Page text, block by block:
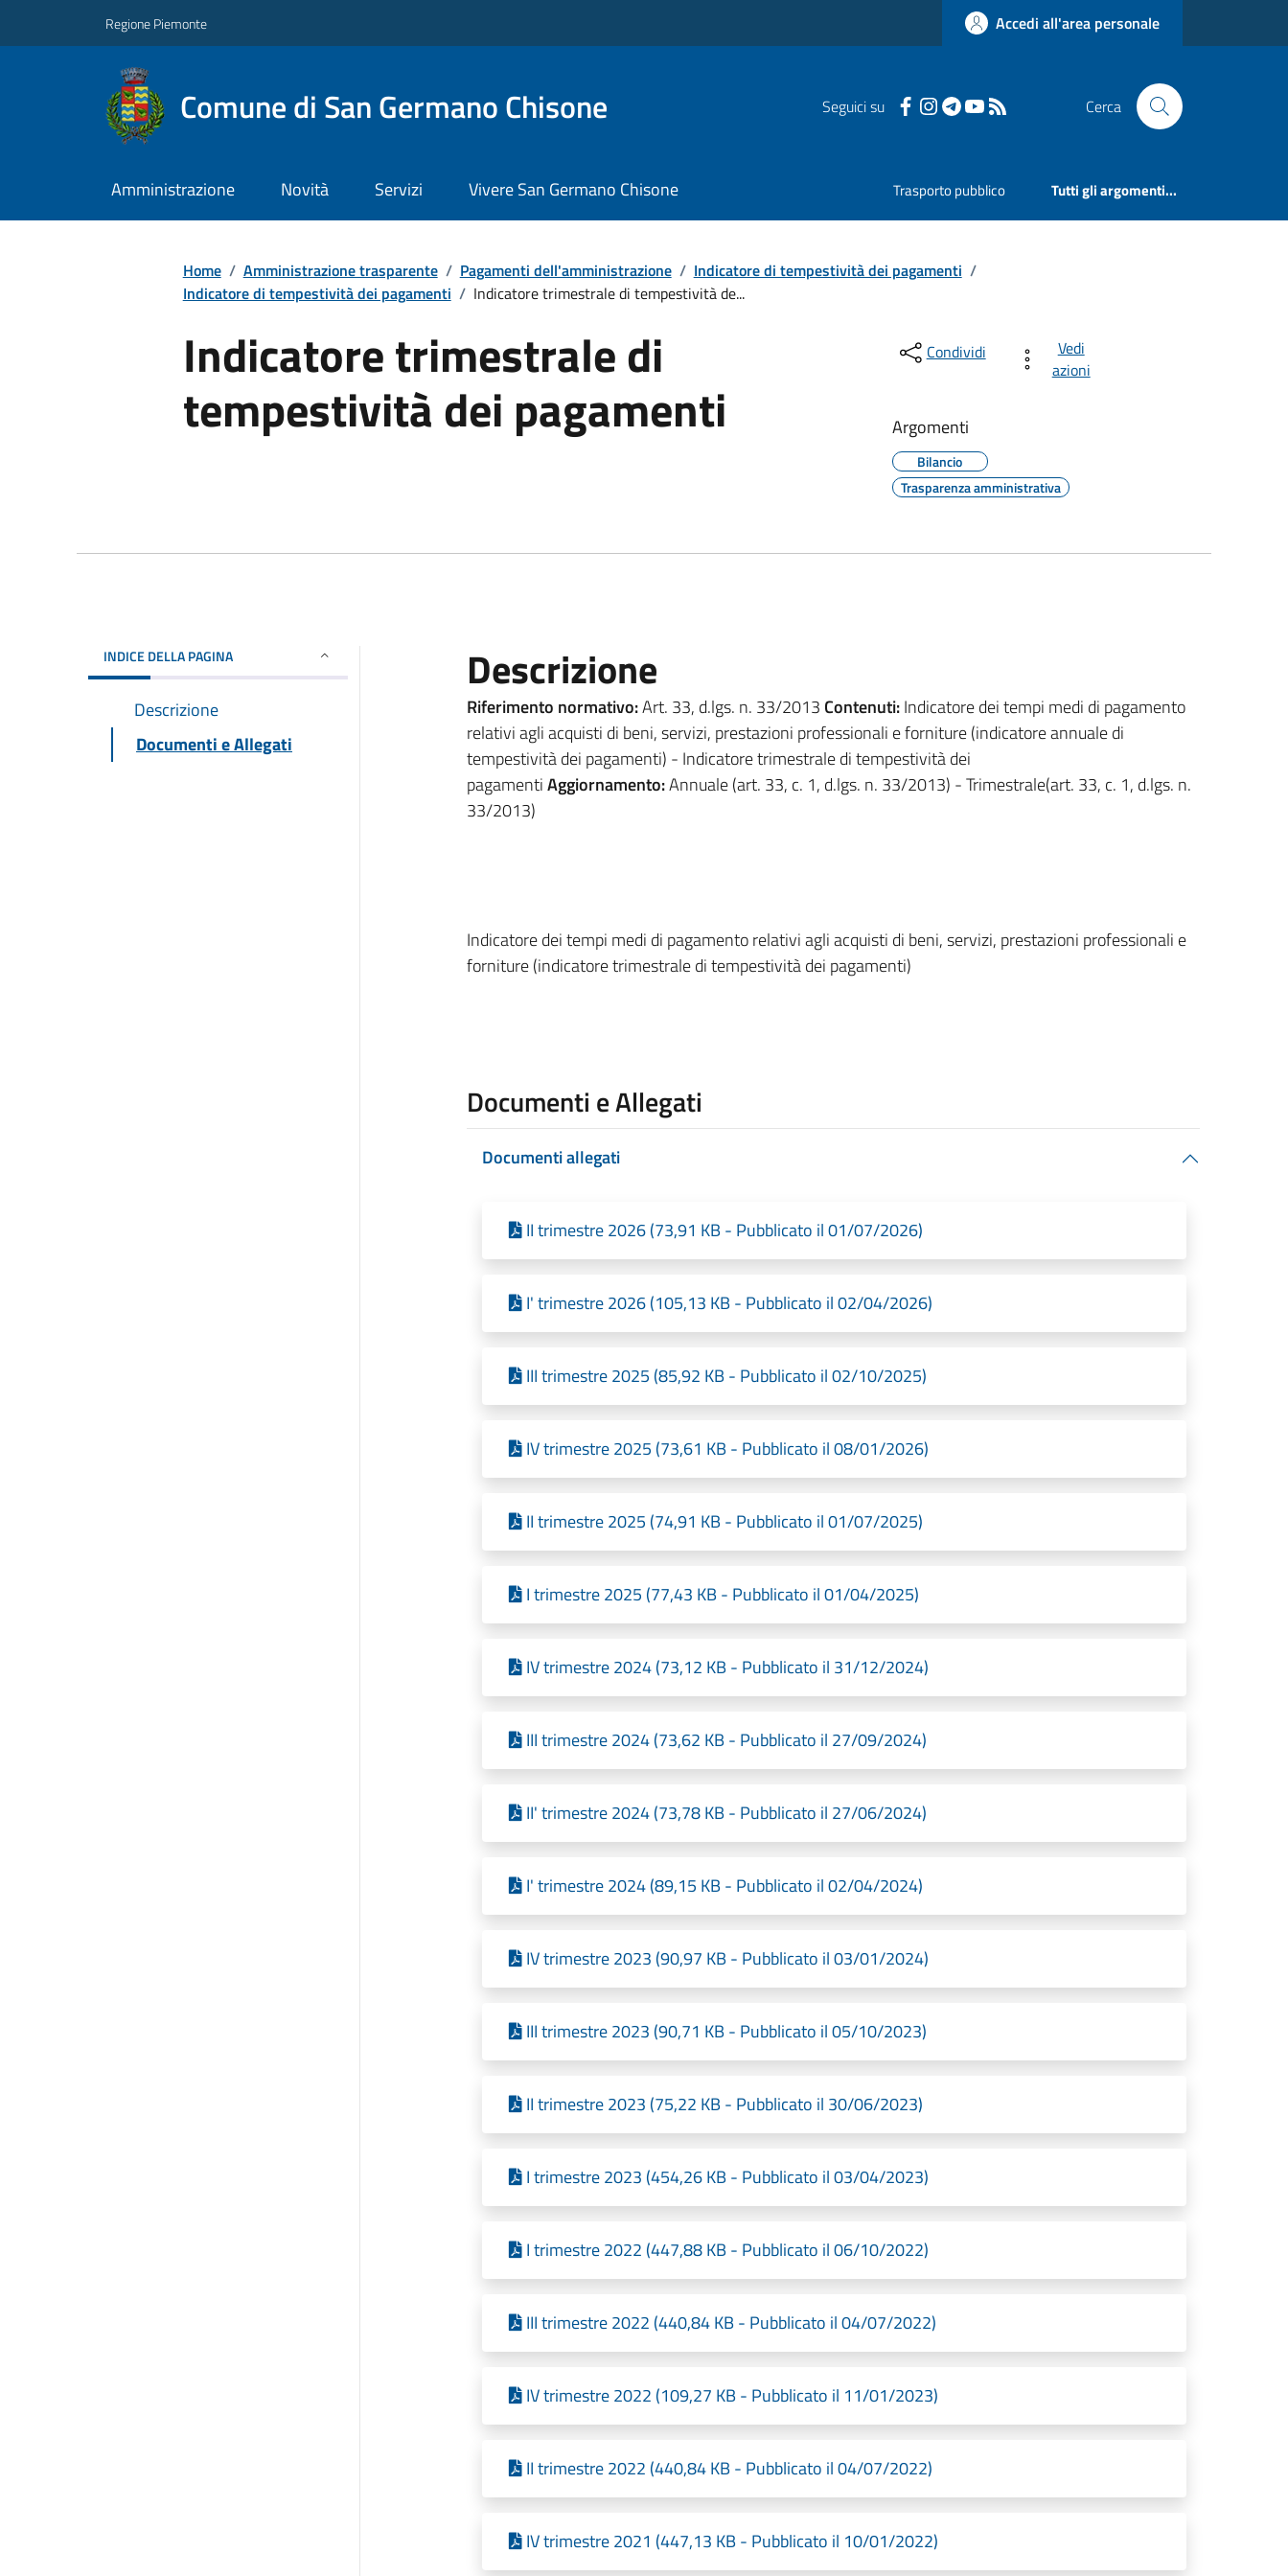
Regione Piemonte Accedi all'area personale
Comune di San Germano Chisone Seguici su Cerca
Amministrazione Novità Servizi Vivere San Germano Chisone Trasporto pubblico Tutti gli argomenti...
Home / Amministrazione trasparente / Pagamenti dell'amministrazione / Indicatore di tempestività dei pagamenti /
Indicatore di tempestività dei pagamenti / Indicatore trimestrale di tempestività de...
Indicatore trimestrale di
tempestività dei pagamenti
Condividi
Vedi
azioni
Argomenti
Bilancio
Trasparenza amministrativa
INDICE DELLA PAGINA
Descrizione
Documenti e Allegati
Descrizione
Riferimento normativo:Art. 33, d.lgs. n. 33/2013 Contenuti:Indicatore dei tempi medi di pagamento
relativi agli acquisti di beni, servizi, prestazioni professionali e forniture (indicatore annuale di
tempestività dei pagamenti) - Indicatore trimestrale di tempestività dei
pagamentiAggiornamento:Annuale (art. 33, c. 1, d.lgs. n. 33/2013) - Trimestrale(art. 33, c. 1, d.lgs. n.
33/2013)
Indicatore dei tempi medi di pagamento relativi agli acquisti di beni, servizi, prestazioni professionali e
forniture (indicatore trimestrale di tempestività dei pagamenti)
Documenti e Allegati
Documenti allegati
II trimestre 2026 (73,91 KB - Pubblicato il 01/07/2026)
I' trimestre 2026 (105,13 KB - Pubblicato il 02/04/2026)
III trimestre 2025 (85,92 KB - Pubblicato il 02/10/2025)
IV trimestre 2025 (73,61 KB - Pubblicato il 08/01/2026)
II trimestre 2025 (74,91 KB - Pubblicato il 01/07/2025)
I trimestre 2025 (77,43 KB - Pubblicato il 01/04/2025)
IV trimestre 2024 (73,12 KB - Pubblicato il 31/12/2024)
III trimestre 2024 (73,62 KB - Pubblicato il 27/09/2024)
II' trimestre 2024 (73,78 KB - Pubblicato il 27/06/2024)
I' trimestre 2024 (89,15 KB - Pubblicato il 02/04/2024)
IV trimestre 2023 (90,97 KB - Pubblicato il 03/01/2024)
III trimestre 2023 (90,71 KB - Pubblicato il 05/10/2023)
II trimestre 2023 (75,22 KB - Pubblicato il 30/06/2023)
I trimestre 2023 (454,26 KB - Pubblicato il 03/04/2023)
I trimestre 2022 (447,88 KB - Pubblicato il 06/10/2022)
III trimestre 2022 (440,84 KB - Pubblicato il 04/07/2022)
IV trimestre 2022 (109,27 KB - Pubblicato il 11/01/2023)
II trimestre 2022 (440,84 KB - Pubblicato il 04/07/2022)
IV trimestre 2021 (447,13 KB - Pubblicato il 10/01/2022)